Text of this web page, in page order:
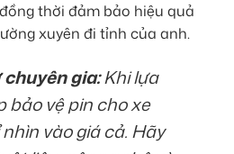
thời đảm bảo hiệu quả
xuyên đi tỉnh của anh.
gia:Khi lựa
bảo vệ pin cho xe
vào giá cả. Hãy